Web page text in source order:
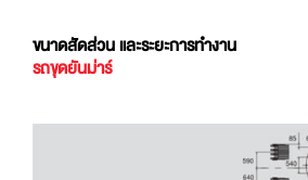
ขนาดสัดส่วน และระยะการทำงาน
รถขุดยันม่าร์